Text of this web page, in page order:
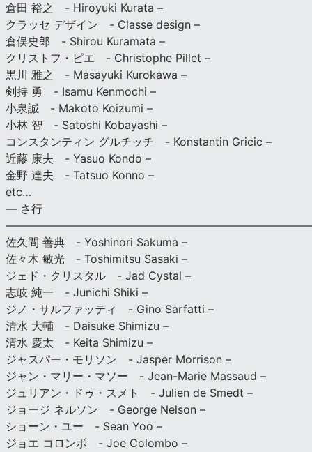
倉田 裕之 - Hiroyuki Kurata –
クラッセ デザイン - Classe design –
倉俣史郎 - Shirou Kuramata –
クリストフ・ピエ - Christophe Pillet –
黒川 雅之 - Masayuki Kurokawa –
剣持 勇 - Isamu Kenmochi –
小泉誠 - Makoto Koizumi –
小林 智 - Satoshi Kobayashi –
コンスタンティン グルチッチ - Konstantin Gricic –
近藤 康夫 - Yasuo Kondo –
金野 達夫 - Tatsuo Konno –
etc…
— さ行
佐久間 善典 - Yoshinori Sakuma –
佐々木 敏光 - Toshimitsu Sasaki –
ジェド・クリスタル - Jad Cystal –
志岐 純一 - Junichi Shiki –
ジノ・サルファッティ - Gino Sarfatti –
清水 大輔 - Daisuke Shimizu –
清水 慶太 - Keita Shimizu –
ジャスパー・モリソン - Jasper Morrison –
ジャン・マリー・マソー - Jean-Marie Massaud –
ジュリアン・ドゥ・スメト - Julien de Smedt –
ジョージ ネルソン - George Nelson –
ショーン・ユー - Sean Yoo –
ジョエ コロンボ - Joe Colombo –